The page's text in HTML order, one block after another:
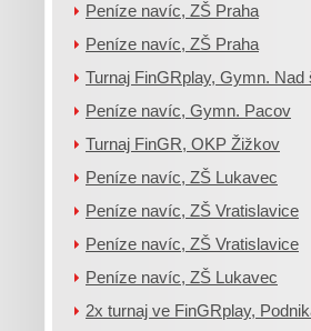
Peníze navíc, ZŠ Praha
Peníze navíc, ZŠ Praha
Turnaj FinGRplay, Gymn. Nad
Peníze navíc, Gymn. Pacov
Turnaj FinGR, OKP Žižkov
Peníze navíc, ZŠ Lukavec
Peníze navíc, ZŠ Vratislavice
Peníze navíc, ZŠ Vratislavice
Peníze navíc, ZŠ Lukavec
2x turnaj ve FinGRplay,